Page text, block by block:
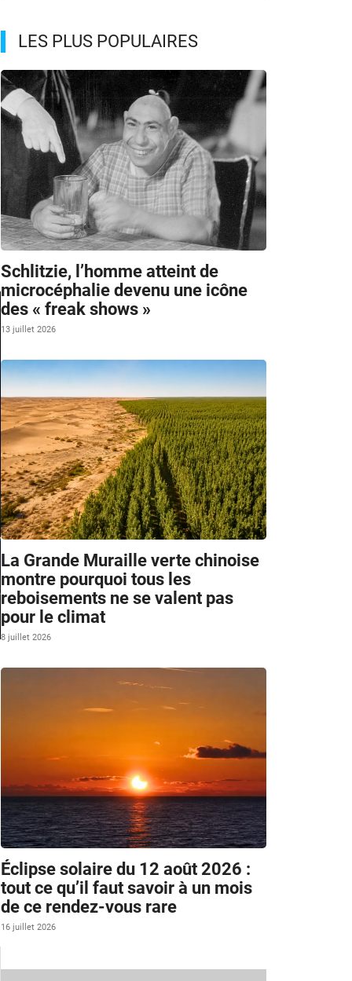
LES PLUS POPULAIRES
Schlitzie, l’homme atteint de
microcéphalie devenu une icône
des « freak shows »
13 juillet 2026
La Grande Muraille verte chinoise
montre pourquoi tous les
reboisements ne se valent pas
pour le climat
8 juillet 2026
Éclipse solaire du 12 août 2026 :
tout ce qu’il faut savoir à un mois
de ce rendez-vous rare
16 juillet 2026